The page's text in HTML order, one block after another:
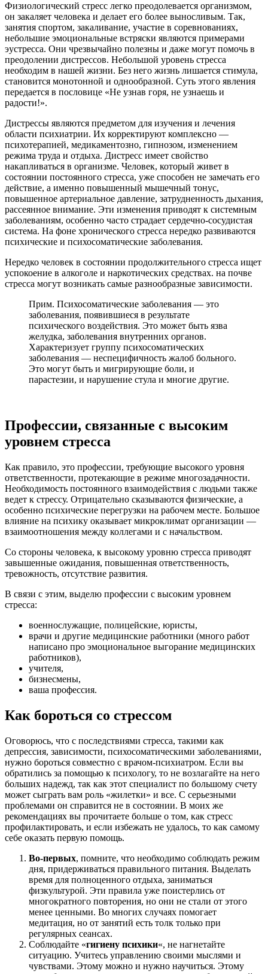
Физиологический стресс легко преодолевается организмом,
он закаляет человека и делает его более выносливым. Так,
занятия спортом, закаливание, участие в соревнованиях,
небольшие эмоциональные встряски являются примерами
эустресса. Они чрезвычайно полезны и даже могут помочь в
преодолении дистрессов. Небольшой уровень стресса
необходим в нашей жизни. Без него жизнь лишается стимула,
становится монотонной и однообразной. Суть этого явления
передается в пословице «Не узнав горя, не узнаешь и
радости!».
Дистрессы являются предметом для изучения и лечения
области психиатрии. Их корректируют комплексно —
психотерапией, медикаментозно, гипнозом, изменением
режима труда и отдыха. Дистресс имеет свойство
накапливаться в организме. Человек, который живет в
состоянии постоянного стресса, уже способен не замечать его
действие, а именно повышенный мышечный тонус,
повышенное артериальное давление, затрудненность дыхания,
рассеянное внимание. Эти изменения приводят к системным
заболеваниям, особенно часто страдает сердечно-сосудистая
система. На фоне хронического стресса нередко развиваются
психические и психосоматические заболевания.
Нередко человек в состоянии продолжительного стресса ищет
успокоение в алкоголе и наркотических средствах. на почве
стресса могут возникать самые разнообразные зависимости.
Прим. Психосоматические заболевания — это
заболевания, появившиеся в результате
психического воздействия. Это может быть язва
желудка, заболевания внутренних органов.
Характеризует группу психосоматических
заболевания — неспецифичность жалоб больного.
Это могут быть и мигрирующие боли, и
парастезии, и нарушение стула и многие другие.
Профессии, связанные с высоким
уровнем стресса
Как правило, это профессии, требующие высокого уровня
ответственности, протекающие в режиме многозадачности.
Необходимость постоянного взаимодействия с людьми также
ведет к стрессу. Отрицательно сказываются физические, а
особенно психические перегрузки на рабочем месте. Большое
влияние на психику оказывает микроклимат организации —
взаимоотношения между коллегами и с начальством.
Со стороны человека, к высокому уровню стресса приводят
завышенные ожидания, повышенная ответственность,
тревожность, отсутствие развития.
В связи с этим, выделю профессии с высоким уровнем
стресса:
военнослужащие, полицейские, юристы,
врачи и другие медицинские работники (много работ
написано про эмоциональное выгорание медицинских
работников),
учителя,
бизнесмены,
ваша профессия.
Как бороться со стрессом
Оговорюсь, что с последствиями стресса, такими как
депрессия, зависимости, психосоматическими заболеваниями,
нужно бороться совместно с врачом-психиатром. Если вы
обратились за помощью к психологу, то не возлагайте на него
больших надежд, так как этот специалист по большому счету
может сыграть вам роль «жилетки» и все. С серьезными
проблемами он справится не в состоянии. В моих же
рекомендациях вы прочитаете больше о том, как стресс
профилактировать, и если избежать не удалось, то как самому
себе оказать первую помощь.
Во-первых, помните, что необходимо соблюдать режим
дня, придерживаться правильного питания. Выделать
время для полноценного отдыха, заниматься
физкультурой. Эти правила уже поистерлись от
многократного повторения, но они не стали от этого
менее ценными. Во многих случаях помогает
медитация, но от занятий есть толк только при
регулярных сеансах.
Соблюдайте «гигиену психики«, не нагнетайте
ситуацию. Учитесь управлению своими мыслями и
чувствами. Этому можно и нужно научиться. Этому